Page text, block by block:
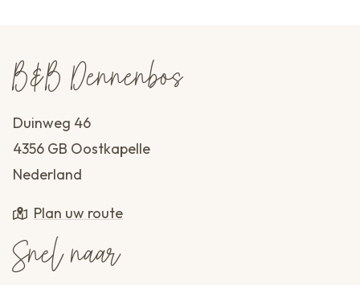
B&B Dennenbos
Duinweg 46
4356 GB Oostkapelle
Nederland
Plan uw route
Snel naar